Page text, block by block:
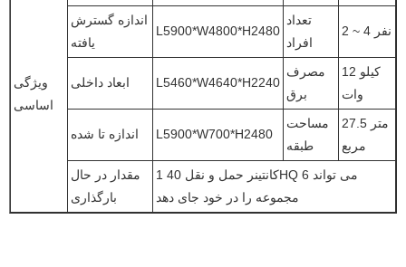
ویژگی
اساسی
اندازه گسترش
یافته
L5900*W4800*H2480
تعداد
افراد
2 ~ 4 نفر
ابعاد داخلی L5460*W4640*H2240
مصرف
برق
12 کیلو
وات
اندازه تا شده L5900*W700*H2480
مساحت
طبقه
27.5 متر
مربع
مقدار در حال
بارگذاری
1 کانتینر حمل و نقل 40HQ می تواند 6
مجموعه را در خود جای دهد